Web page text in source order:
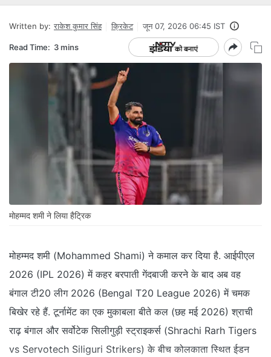
Written by: राकेश कुमार सिंह क्रिकेट जून 07, 2026 06:45 IST
Read Time: 3 mins
मोहम्मद शमी ने लिया हैट्रिक
मोहम्मद शमी (Mohammed Shami) ने कमाल कर दिया है. आईपीएल
2026 (IPL 2026) में कहर बरपाती गेंदबाजी करने के बाद अब वह
बंगाल टी20 लीग 2026 (Bengal T20 League 2026) में चमक
बिखेर रहे हैं. टूर्नामेंट का एक मुकाबला बीते कल (छह मई 2026) श्राची
राढ़ बंगाल और सर्वोटेक सिलीगुड़ी स्ट्राइकर्स (Shrachi Rarh Tigers
vs Servotech Siliguri Strikers) के बीच कोलकाता स्थित ईडन